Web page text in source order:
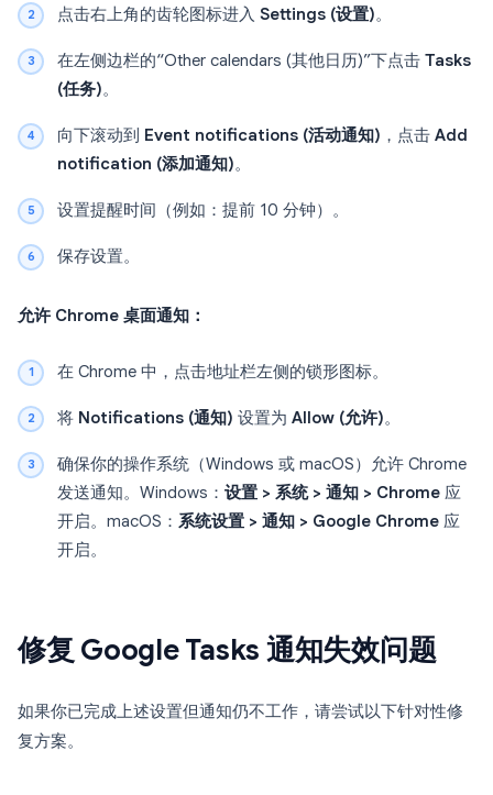
点击右上角的齿轮图标进入 Settings (设置)。
在左侧边栏的“Other calendars (其他日历)”下点击 Tasks
(任务)。
向下滚动到 Event notifications (活动通知) ，点击 Add
notification (添加通知)。
设置提醒时间（例如：提前 10 分钟）。
保存设置。
允许 Chrome 桌面通知：
在 Chrome 中，点击地址栏左侧的锁形图标。
将 Notifications (通知) 设置为 Allow (允许)。
确保你的操作系统（Windows 或 macOS）允许 Chrome
发送通知。Windows： 设置 > 系统 > 通知 > Chrome 应
开启。macOS： 系统设置 > 通知 > Google Chrome 应
开启。
修复 Google Tasks 通知失效问题
如果你已完成上述设置但通知仍不工作，请尝试以下针对性修
复方案。